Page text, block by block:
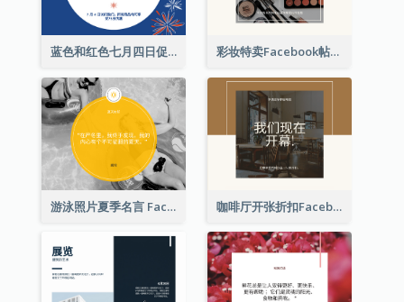
蓝色和红色七月四日促销 Facebook 帖子 彩妆特卖Facebook帖子
游泳照片夏季名言 Facebook 帖子 咖啡厅开张折扣Facebook帖子